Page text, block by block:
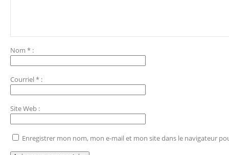
Nom * :
Courriel * :
Site Web :
Enregistrer mon nom, mon e-mail et mon site dans le navigateur